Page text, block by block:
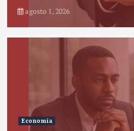
agosto 1, 2026
Economía